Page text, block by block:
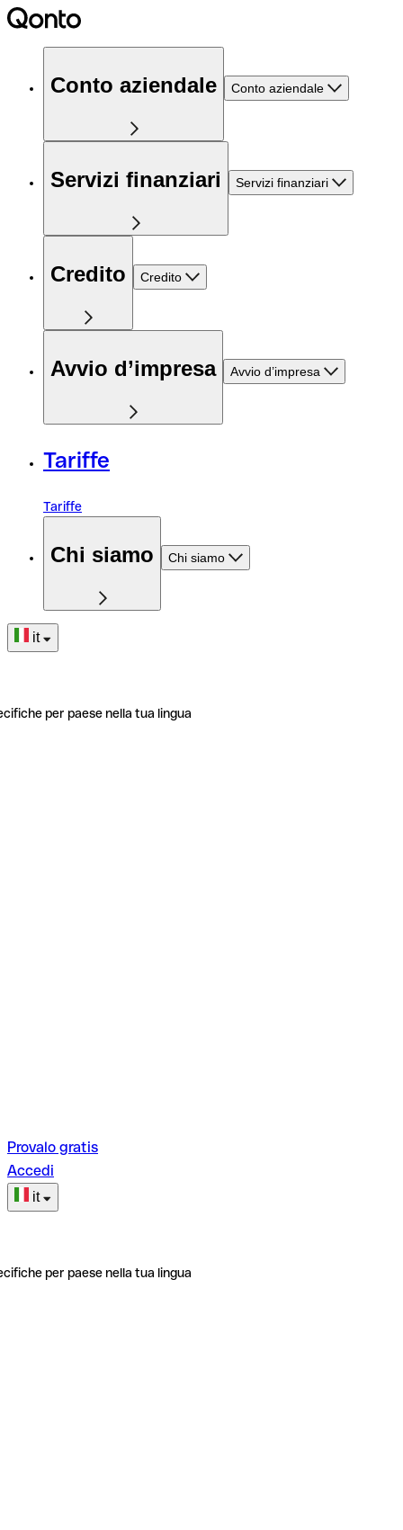
Conto aziendale Conto aziendale
Servizi finanziari Servizi finanziari
Credito Credito
Avvio d’impresa Avvio d’impresa
Tariffe
Tariffe
Chi siamo Chi siamo
it
per paese nella tua lingua
Provalo gratis
Accedi
it
per paese nella tua lingua